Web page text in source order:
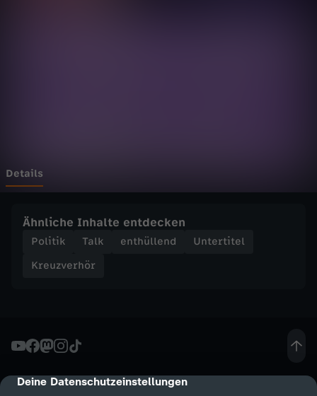
cmp-dialog-description
Deine Datenschutzeinstellungen
H
r
a
b
Details
Ähnliche Inhalte entdecken
Politik Talk enthüllend
Untertitel
Kreuzverhör